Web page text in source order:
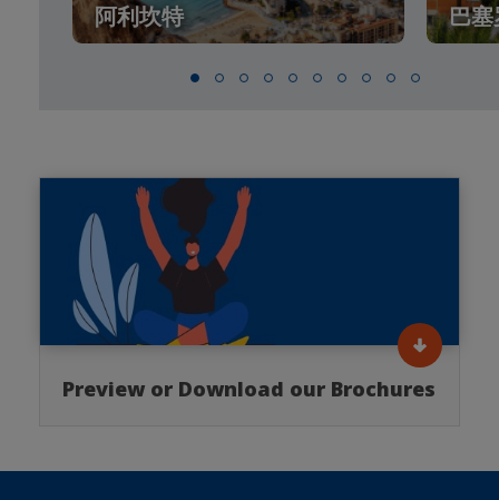
阿利坎特 巴
Preview or Download our Brochures